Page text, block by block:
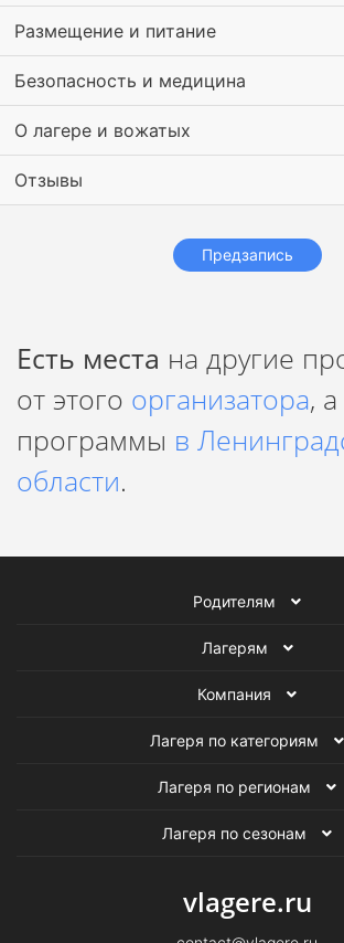
до побед. Секретный остров — это о
перезагрузке и настоящем отдыхе в
месте Ладоги.
Размещение и питание
Безопасность и медицина
О лагере и вожатых
Отзывы
Предзапись
Есть места на другие
от этого организатора,
программы в
области.
Родителям
Лагерям
Компания
Лагеря по категориям
Лагеря по регионам
Лагеря по сезонам
vlagere.ru